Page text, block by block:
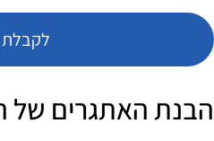
לקבלת
הבנת האתגרים של